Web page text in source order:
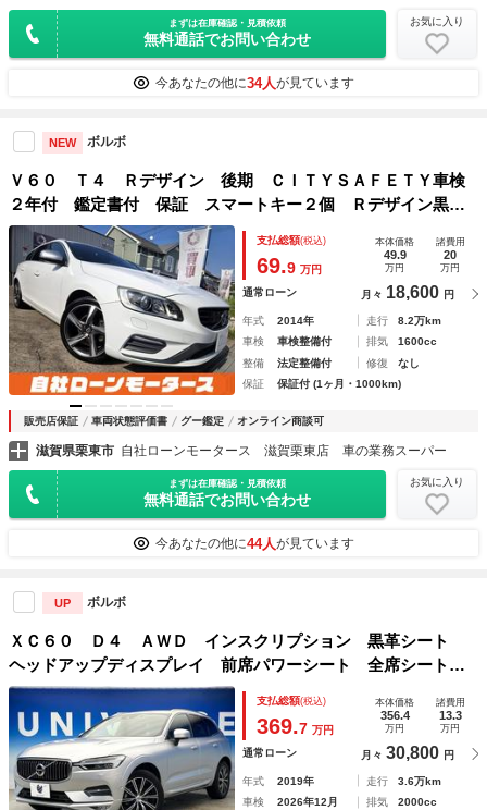
まずは在庫確認・見積依頼
無料通話でお問い合わせ
お気に入り
今あなたの他に34人が見ています
NEW ボルボ
Ｖ６０ Ｔ４ Ｒデザイン 後期 ＣＩＴＹＳＡＦＥＴＹ車検
２年付 鑑定書付 保証 スマートキー２個 Ｒデザイン黒革
パワーシート レーダークルーズ 純正ナビフルセグ ＤＶ
Ｄ ＢｌｕｅｔｏｏｔｈＢカメラ プッシュスタート純正１８
ＡＷ
支払総額(税込)
69.9 万円
本体価格
49.9
万円
諸費用
20
万円
通常ローン 月々 18,600 円
年式 2014年 走行
8.2万km
車検
車検整備付 排気
1600cc
整備
法定整備付 修復
なし
保証
保証付 (1ヶ月・1000km)
販売店保証 車両状態評価書 グー鑑定 オンライン商談可
滋賀県栗東市 自社ローンモータース 滋賀栗東店 車の業務スーパー
まずは在庫確認・見積依頼
無料通話でお問い合わせ
お気に入り
今あなたの他に44人が見ています
UP ボルボ
ＸＣ６０ Ｄ４ ＡＷＤ インスクリプション 黒革シート
ヘッドアップディスプレイ 前席パワーシート 全席シートヒ
ーター ステアリングヒーター 前席マッサージ機能 ｈａｒ
ｍａｎｋａｒｄｏｎ オートハイビーム 全周囲カメラ 純正
ナビ 禁煙車
支払総額(税込)
369.7 万円
本体価格
356.4
万円
諸費用
13.3
万円
通常ローン 月々 30,800 円
年式 2019年 走行
3.6万km
車検
2026年12月 排気
2000cc